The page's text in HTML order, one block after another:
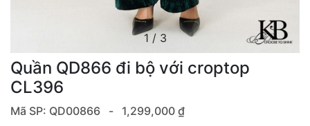
1 / 3
Quần QD866 đi bộ với croptop
CL396
Mã SP: QD00866 - 1,299,000 ₫